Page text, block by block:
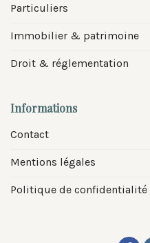
Particuliers
Immobilier & patrimoine
Droit & réglementation
Informations
Contact
Mentions légales
Politique de confidentialité